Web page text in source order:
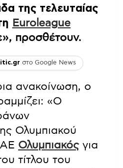
της τελευταίας
Euroleague
, προσθέτουν.
στο Google News
ανακοίνωση, ο
«Ο
Ολυμπιακού
Ολυμπιακόςγια
τίτλου του